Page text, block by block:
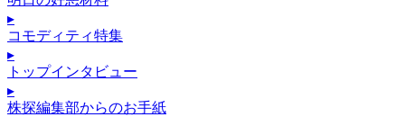
▸
コモディティ特集
▸
トップインタビュー
▸
株探編集部からのお手紙